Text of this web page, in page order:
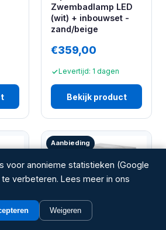
Zwembadlamp LED
(wit) + inbouwset -
zand/beige
€359,00
Levertijd: 1 dagen
Bekijk product
Aanbieding
voor anonieme statistieken (Google
verbeteren. Lees meer in ons
Weigeren